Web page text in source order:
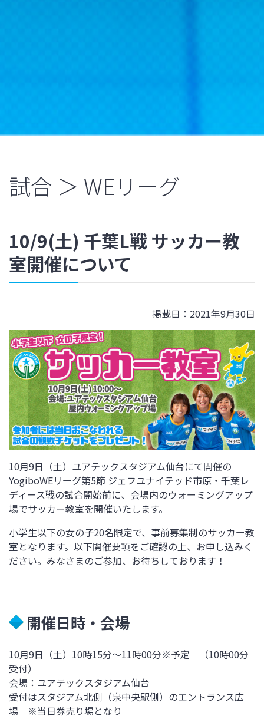
試合 ＞ WEリーグ
10/9(土) 千葉L戦 サッカー教
室開催について
掲載日：2021年9月30日
10月9日（土）ユアテックスタジアム仙台にて開催の
YogiboWEリーグ第5節 ジェフユナイテッド市原・千葉レ
ディース戦の試合開始前に、会場内のウォーミングアップ
場でサッカー教室を開催いたします。
小学生以下の女の子20名限定で、事前募集制のサッカー教
室となります。以下開催要項をご確認の上、お申し込みく
ださい。みなさまのご参加、お待ちしております！
開催日時・会場
10月9日（土）10時15分～11時00分※予定 （10時00分
受付）
会場：ユアテックスタジアム仙台
受付はスタジアム北側（泉中央駅側）のエントランス広
場 ※当日券売り場となり